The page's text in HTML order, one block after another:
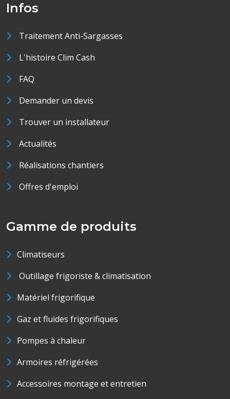
Infos
Traitement Anti-Sargasses
L'histoire Clim Cash
FAQ
Demander un devis
Trouver un installateur
Actualités
Réalisations chantiers
Offres d'emploi
Gamme de produits
Climatiseurs
Outillage frigoriste & climatisation
Matériel frigorifique
Gaz et fluides frigorifiques
Pompes à chaleur
Armoires réfrigérées
Accessoires montage et entretien